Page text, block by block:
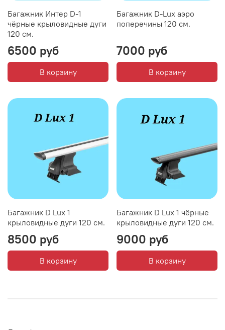
Багажник Интер D-1
чёрные крыловидные дуги
120 см.
6500 руб
В корзину
Багажник D-Lux аэро
поперечины 120 см.
7000 руб
В корзину
Багажник D Lux 1
крыловидные дуги 120 см.
8500 руб
В корзину
Багажник D Lux 1 чёрные
крыловидные дуги 120 см.
9000 руб
В корзину